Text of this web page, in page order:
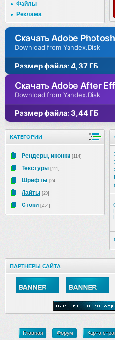
Файлы
Реклама
Скачать Adobe
Download from Yandex.Disk
Размер файла: 4,37 ГБ
Скачать Adobe After
Download from Yandex.Disk
Размер файла: 3,44 ГБ
КАТЕГОРИИ
Рендеры, иконки [114]
Текстуры [111]
Шрифты [24]
Лайты [20]
Стоки [234]
ПАРТНЕРЫ САЙТА
Главная Форум Карта